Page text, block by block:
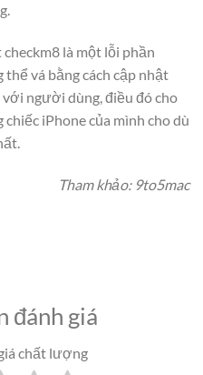
là một lỗi phần
thể vá bằng cách cập nhật
người dùng, điều đó cho
iPhone của mình cho dù
Tham khảo: 9to5mac
đánh giá
chất lượng